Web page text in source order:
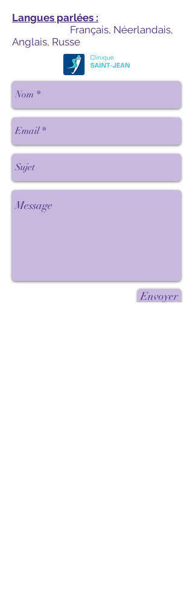
Langues parlées :
Français, Néerlandais,
Anglais, Russe
Envoyer